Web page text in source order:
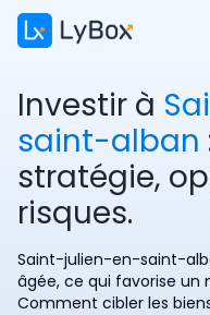
Investir à
saint-alban
stratégie,
risques.
Saint-julien-en-saint-
âgée, ce qui favorise un
Comment cibler les